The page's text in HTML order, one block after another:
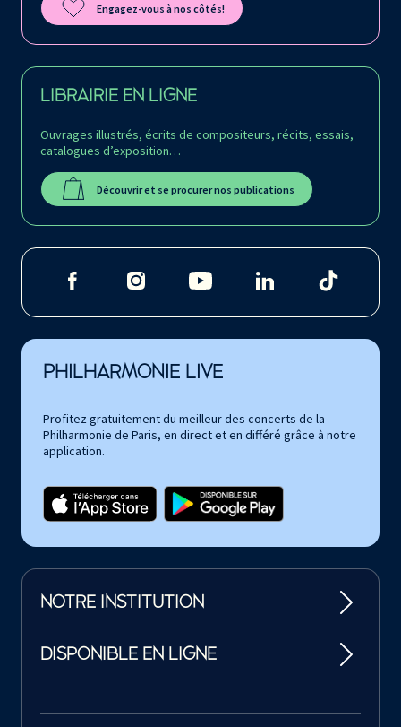
Engagez-vous à nos côtés!
LIBRAIRIE EN LIGNE
Ouvrages illustrés, écrits de compositeurs, récits, essais,
catalogues d’exposition…
Découvrir et se procurer nos publications
PHILHARMONIE LIVE
Profitez gratuitement du meilleur des concerts de la
Philharmonie de Paris, en direct et en différé grâce à notre
application.
NOTRE INSTITUTION
DISPONIBLE EN LIGNE